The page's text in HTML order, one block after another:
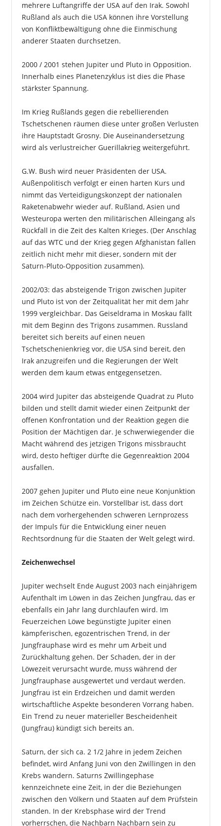
mehrere Luftangriffe der USA auf den Irak. Sowohl
Rußland als auch die USA können ihre Vorstellung
von Konfliktbewältigung ohne die Einmischung
anderer Staaten durchsetzen.
2000 / 2001 stehen Jupiter und Pluto in Opposition.
Innerhalb eines Planetenzyklus ist dies die Phase
stärkster Spannung.
Im Krieg Rußlands gegen die rebellierenden
Tschetschenen räumen diese unter großen Verlusten
ihre Hauptstadt Grosny. Die Auseinandersetzung
wird als verlustreicher Guerillakrieg weitergeführt.
G.W. Bush wird neuer Präsidenten der USA.
Außenpolitisch verfolgt er einen harten Kurs und
nimmt das Verteidigungskonzept der nationalen
Raketenabwehr wieder auf. Rußland, Asien und
Westeuropa werten den militärischen Alleingang als
Rückfall in die Zeit des Kalten Krieges. (Der Anschlag
auf das WTC und der Krieg gegen Afghanistan fallen
zeitlich nicht mehr mit dieser, sondern mit der
Saturn-Pluto-Opposition zusammen).
2002/03: das absteigende Trigon zwischen Jupiter
und Pluto ist von der Zeitqualität her mit dem Jahr
1999 vergleichbar. Das Geiseldrama in Moskau fällt
mit dem Beginn des Trigons zusammen. Russland
bereitet sich bereits auf einen neuen
Tschetschenienkrieg vor, die USA sind bereit, den
Irak anzugreifen und die Regierungen der Welt
werden dem kaum etwas entgegensetzen.
2004 wird Jupiter das absteigende Quadrat zu Pluto
bilden und stellt damit wieder einen Zeitpunkt der
offenen Konfrontation und der Reaktion gegen die
Position der Mächtigen dar. Je schwerwiegender die
Macht während des jetzigen Trigons missbraucht
wird, desto heftiger dürfte die Gegenreaktion 2004
ausfallen.
2007 gehen Jupiter und Pluto eine neue Konjunktion
im Zeichen Schütze ein. Vorstellbar ist, dass dort
nach dem vorhergehenden schweren Lernprozess
der Impuls für die Entwicklung einer neuen
Rechtsordnung für die Staaten der Welt gelegt wird.
Zeichenwechsel
Jupiter wechselt Ende August 2003 nach einjährigem
Aufenthalt im Löwen in das Zeichen Jungfrau, das er
ebenfalls ein Jahr lang durchlaufen wird. Im
Feuerzeichen Löwe begünstigte Jupiter einen
kämpferischen, egozentrischen Trend, in der
Jungfrauphase wird es mehr um Arbeit und
Zurückhaltung gehen. Der Schaden, der in der
Löwezeit verursacht wurde, muss während der
Jungfrauphase ausgewertet und verdaut werden.
Jungfrau ist ein Erdzeichen und damit werden
wirtschaftliche Aspekte besonderen Vorrang haben.
Ein Trend zu neuer materieller Bescheidenheit
(Jungfrau) kündigt sich bereits an.
Saturn, der sich ca. 2 1/2 Jahre in jedem Zeichen
befindet, wird Anfang Juni von den Zwillingen in den
Krebs wandern. Saturns Zwillingephase
kennzeichnete eine Zeit, in der die Beziehungen
zwischen den Völkern und Staaten auf dem Prüfstein
standen. In der Krebsphase wird der Trend
vorherrschen, die Nachbarn Nachbarn sein zu